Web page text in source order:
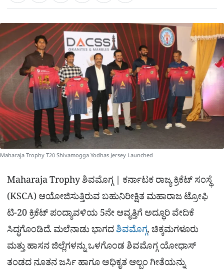
a
t
p
p
c
e
o
k
l
e
a
m
ಕ್
h
a
r
e
Maharaja Trophy T20 Shivamogga Yodhas Jersey Launched
Maharaja Trophy ಶಿವಮೊಗ್ಗ | ಕರ್ನಾಟಕ ರಾಜ್ಯ ಕ್ರಿಕೆಟ್ ಸಂಸ್ಥೆ
(KSCA) ಆಯೋಜಿಸುತ್ತಿರುವ ಬಹುನಿರೀಕ್ಷಿತ ಮಹಾರಾಜ ಟ್ರೋಫಿ
ಟಿ-20 ಕ್ರಿಕೆಟ್ ಪಂದ್ಯಾವಳಿಯ 5ನೇ ಆವೃತ್ತಿಗೆ ಅದ್ಧೂರಿ ವೇದಿಕೆ
ಸಿದ್ಧಗೊಂಡಿದೆ. ಮಲೆನಾಡು ಭಾಗದಶಿವಮೊಗ್ಗ, ಚಿಕ್ಕಮಗಳೂರು
ಮತ್ತು ಹಾಸನ ಜಿಲ್ಲೆಗಳನ್ನು ಒಳಗೊಂಡ ಶಿವಮೊಗ್ಗ ಯೋಧಾಸ್
ತಂಡದ ನೂತನ ಜರ್ಸಿ ಹಾಗೂ ಅಧಿಕೃತ ಆಲ್ಬಂ ಗೀತೆಯನ್ನು